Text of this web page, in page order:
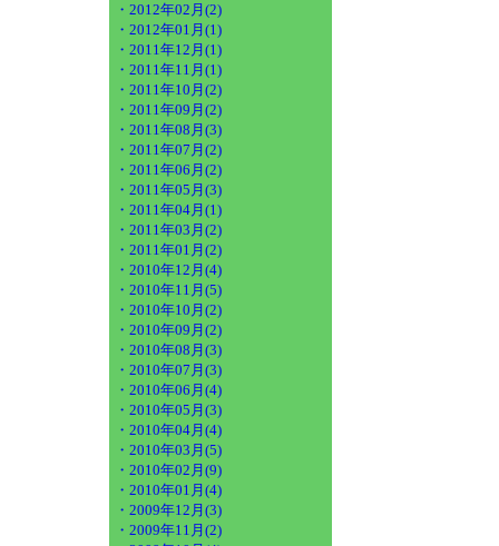
・2012年02月(2)
・2012年01月(1)
・2011年12月(1)
・2011年11月(1)
・2011年10月(2)
・2011年09月(2)
・2011年08月(3)
・2011年07月(2)
・2011年06月(2)
・2011年05月(3)
・2011年04月(1)
・2011年03月(2)
・2011年01月(2)
・2010年12月(4)
・2010年11月(5)
・2010年10月(2)
・2010年09月(2)
・2010年08月(3)
・2010年07月(3)
・2010年06月(4)
・2010年05月(3)
・2010年04月(4)
・2010年03月(5)
・2010年02月(9)
・2010年01月(4)
・2009年12月(3)
・2009年11月(2)